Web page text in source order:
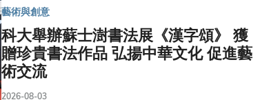
藝術與創意
科大舉辦蘇士澍書法展《漢字頌》 獲
贈珍貴書法作品 弘揚中華文化 促進藝
術交流
2026-08-03